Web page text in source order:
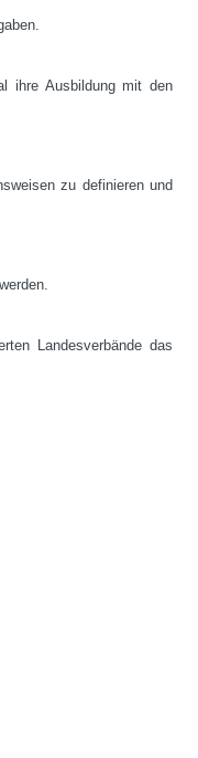
ihre Ausbildung mit den
zu definieren und
Landesverbände das